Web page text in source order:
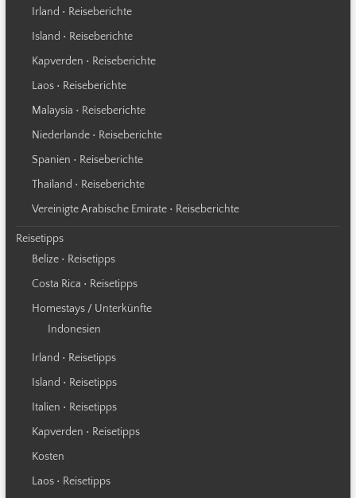
Irland • Reiseberichte
Island • Reiseberichte
Kapverden • Reiseberichte
Laos • Reiseberichte
Malaysia • Reiseberichte
Niederlande • Reiseberichte
Spanien • Reiseberichte
Thailand • Reiseberichte
Vereinigte Arabische Emirate • Reiseberichte
Reisetipps
Belize • Reisetipps
Costa Rica • Reisetipps
Homestays / Unterkünfte
Indonesien
Irland • Reisetipps
Island • Reisetipps
Italien • Reisetipps
Kapverden • Reisetipps
Kosten
Laos • Reisetipps